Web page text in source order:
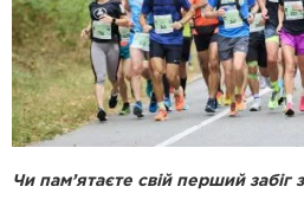
Чи пам’ятаєте свій перший забіг